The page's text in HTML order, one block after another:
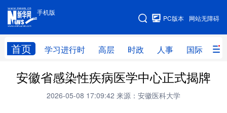
手机版
网站无障碍
PC版本
首页 学习进行时 高层 时政 人事 国际 财
手机版
网站地图
学习进行时 高层 时政 人事
财经 网评
安徽省感染性疾病医学中心正式揭牌
2026-05-08 17:09:42 来源：安徽医科大学